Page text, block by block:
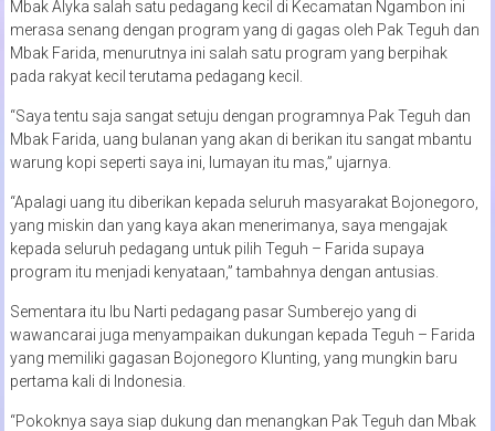
Mbak Alyka salah satu pedagang kecil di Kecamatan Ngambon ini
merasa senang dengan program yang di gagas oleh Pak Teguh dan
Mbak Farida, menurutnya ini salah satu program yang berpihak
pada rakyat kecil terutama pedagang kecil.
“Saya tentu saja sangat setuju dengan programnya Pak Teguh dan
Mbak Farida, uang bulanan yang akan di berikan itu sangat mbantu
warung kopi seperti saya ini, lumayan itu mas,” ujarnya.
“Apalagi uang itu diberikan kepada seluruh masyarakat Bojonegoro,
yang miskin dan yang kaya akan menerimanya, saya mengajak
kepada seluruh pedagang untuk pilih Teguh – Farida supaya
program itu menjadi kenyataan,” tambahnya dengan antusias.
Sementara itu Ibu Narti pedagang pasar Sumberejo yang di
wawancarai juga menyampaikan dukungan kepada Teguh – Farida
yang memiliki gagasan Bojonegoro Klunting, yang mungkin baru
pertama kali di Indonesia.
“Pokoknya saya siap dukung dan menangkan Pak Teguh dan Mbak